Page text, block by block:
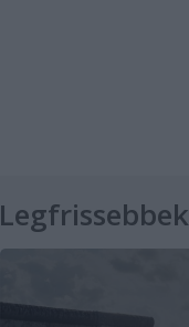
Legfrissebbek